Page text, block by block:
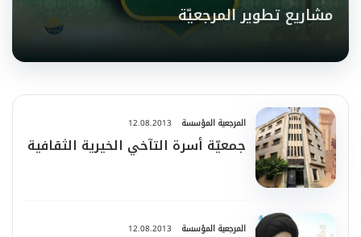
مشاريع تطوير المرجعيّة
المرجعية المؤسسة 12.08.2013
جمعيّة أسرة التآخي الخيرية الثقافية
المرجعية المؤسسة 12.08.2013